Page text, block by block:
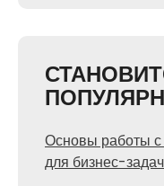
Основы работы
для бизнес-задач